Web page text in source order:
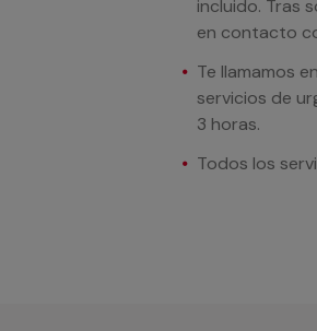
incluido. Tras
en contacto
Te llamamos
servicios de
3 horas.
Todos los